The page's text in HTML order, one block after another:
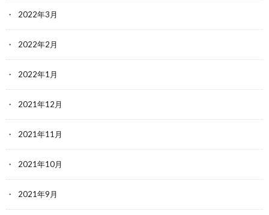
2022年3月
2022年2月
2022年1月
2021年12月
2021年11月
2021年10月
2021年9月